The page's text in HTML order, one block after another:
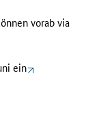
vorab via
ein